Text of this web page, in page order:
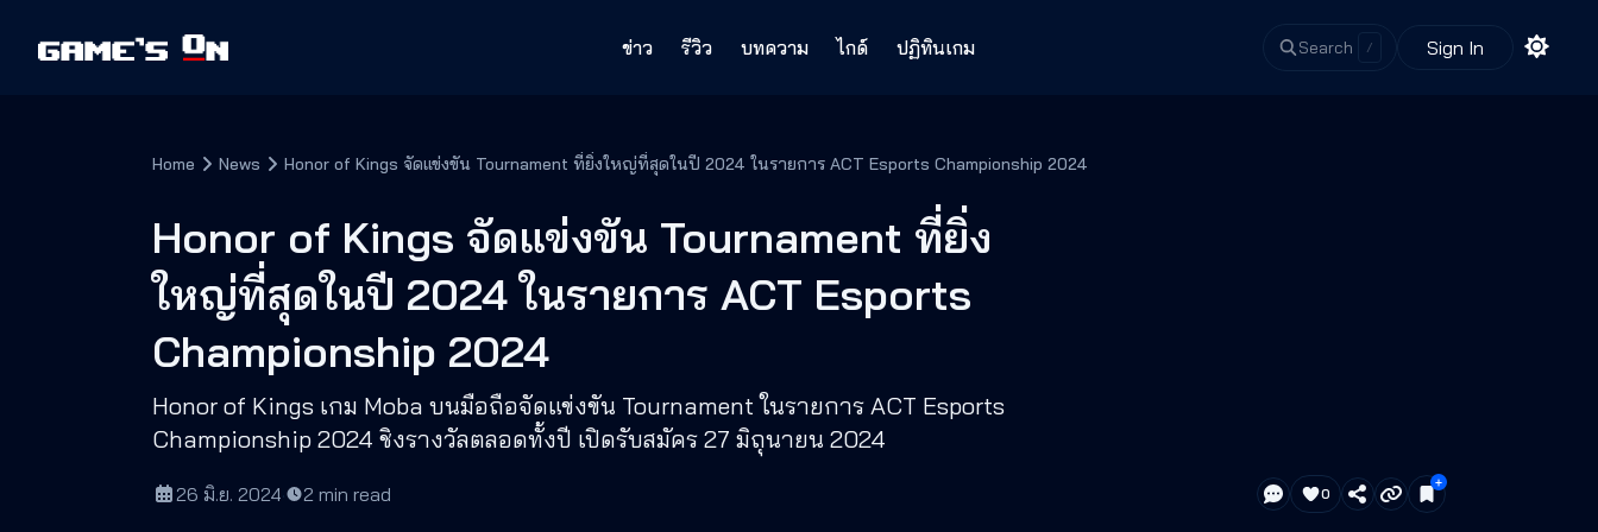
ข่าว รีวิว บทความ ไกด์ ปฏิทินเกม Search / Sign In
Home News Honor of Kings จัดแข่งขัน Tournament ที่ยิ่งใหญ่ที่สุดในปี 2024 ในรายการ ACT Esports Championship 2024
Honor of Kings จัดแข่งขัน Tournament ที่ยิ่ง
ใหญ่ที่สุดในปี 2024 ในรายการ ACT Esports
Championship 2024
Honor of Kings เกม Moba บนมือถือจัดแข่งขัน Tournament ในรายการ ACT Esports
Championship 2024 ชิงรางวัลตลอดทั้งปี เปิดรับสมัคร 27 มิถุนายน 2024
26 มิ.ย. 2024· 2 min read 0